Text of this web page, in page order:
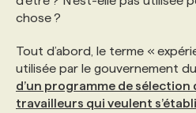
NOS AUTEUR‧RICES
NOS FORMATEUR‧RICES
POURQUOI CHOISIR
NOS EXPERTISES
FAQ
chose ?
Tout d’abord, le terme «
utilisée par le gouvernement
d’un programme de sélection
travailleurs qui veulent